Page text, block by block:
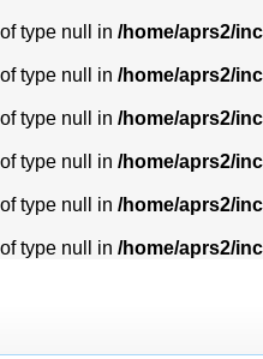
type null in /home/aprs2/
type null in /home/aprs2/
type null in /home/aprs2/
type null in /home/aprs2/
type null in /home/aprs2/
type null in /home/aprs2/